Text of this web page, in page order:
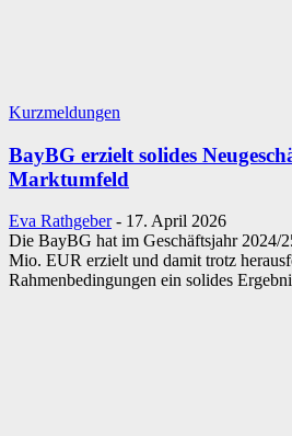
Kurzmeldungen
BayBG erzielt solides
Marktumfeld
Eva Rathgeber - 17. April 2026
Die BayBG hat im Geschäftsjahr 2024/
Mio. EUR erzielt und damit trotz
Rahmenbedingungen ein solides